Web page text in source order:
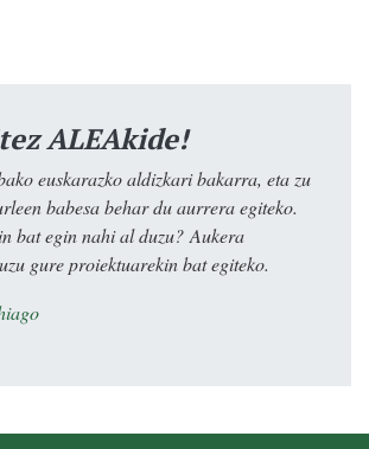
ALEAkide!
euskarazko aldizkari bakarra, eta zu
babesa behar du aurrera egiteko.
bat egin nahi al duzu? Aukera
gure proiektuarekin bat egiteko.